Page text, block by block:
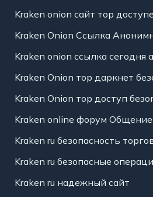
Kraken onion сайт тор
Kraken Onion Ссылка
Kraken onion ссылка сегодня
Kraken Onion тор даркнет
Kraken Onion тор доступ
Kraken online форум
Kraken ru безопасность
Kraken ru безопасные
Kraken ru надежный сайт